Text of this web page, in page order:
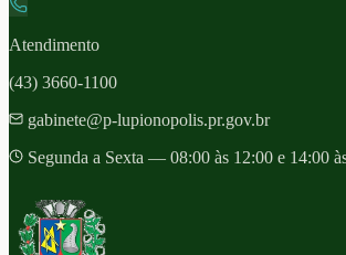
Atendimento
(43) 3660-1100
gabinete@p-lupionopolis.pr.gov.br
Segunda a Sexta — 08:00 às 12:00 e 14:00